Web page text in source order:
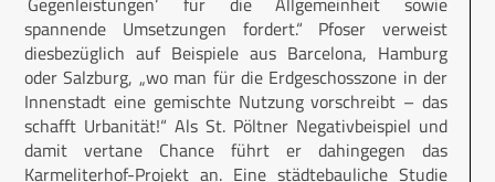
spannende Umsetzungen fordert.“ Pfoser verweist
diesbezüglich auf Beispiele aus Barcelona, Hamburg
oder Salzburg, „wo man für die Erdgeschosszone in der
Innenstadt eine gemischte Nutzung vorschreibt – das
schafft Urbanität!“ Als St. Pöltner Negativbeispiel und
damit vertane Chance führt er dahingegen das
Karmeliterhof-Projekt an. Eine städtebauliche Studie